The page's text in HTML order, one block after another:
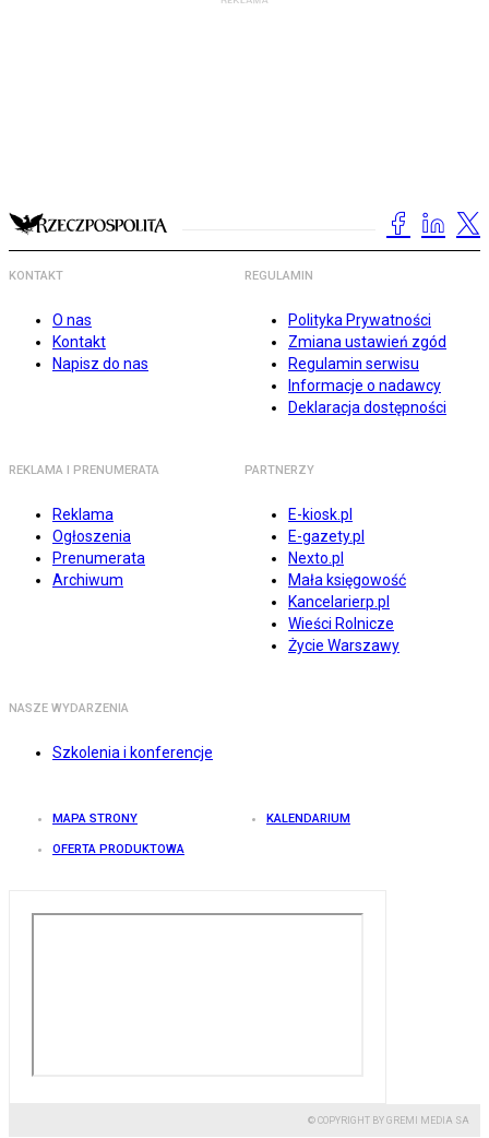
KONTAKT
O nas
Kontakt
Napisz do nas
REGULAMIN
Polityka Prywatności
Zmiana ustawień zgód
Regulamin serwisu
Informacje o nadawcy
Deklaracja dostępności
REKLAMA I PRENUMERATA
Reklama
Ogłoszenia
Prenumerata
Archiwum
PARTNERZY
E-kiosk.pl
E-gazety.pl
Nexto.pl
Mała księgowość
Kancelarierp.pl
Wieści Rolnicze
Życie Warszawy
NASZE WYDARZENIA
Szkolenia i konferencje
MAPA STRONY KALENDARIUM
OFERTA PRODUKTOWA
© COPYRIGHT BY GREMI MEDIA SA